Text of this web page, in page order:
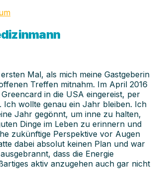
Mal, als mich meine Gastgeberin
Treffen mitnahm. Im April 2016
in die USA eingereist, per
Ich wollte genau ein Jahr bleiben. Ich
Jahr gegönnt, um inne zu halten,
Dinge im Leben zu erinnern und
zukünftige Perspektive vor Augen
dabei absolut keinen Plan und war
dass die Energie
aktiv anzugehen auch gar nicht